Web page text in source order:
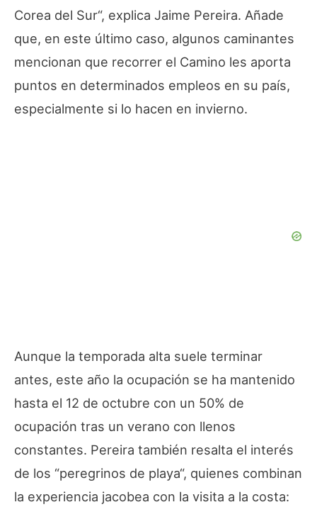
Corea del Sur“, explica Jaime Pereira. Añade
que, en este último caso, algunos caminantes
mencionan que recorrer el Camino les aporta
puntos en determinados empleos en su país,
especialmente si lo hacen en invierno.
Aunque la temporada alta suele terminar
antes, este año la ocupación se ha mantenido
hasta el 12 de octubre con un 50% de
ocupación tras un verano con llenos
constantes. Pereira también resalta el interés
de los “peregrinos de playa“, quienes combinan
la experiencia jacobea con la visita a la costa: